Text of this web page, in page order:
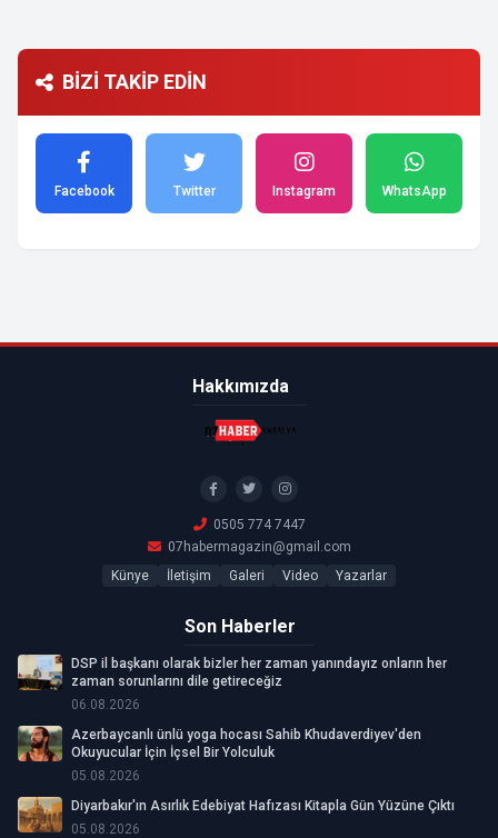
BİZİ TAKİP EDİN
Facebook Twitter Instagram WhatsApp
Hakkımızda
0505 774 7447
07habermagazin@gmail.com
Künye
İletişim Galeri Video Yazarlar
Son Haberler
DSP il başkanı olarak bizler her zaman yanındayız onların her
zaman sorunlarını dile getireceğiz
06.08.2026
Azerbaycanlı ünlü yoga hocası Sahib Khudaverdiyev'den
Okuyucular İçin İçsel Bir Yolculuk
05.08.2026
Diyarbakır'ın Asırlık Edebiyat Hafızası Kitapla Gün Yüzüne Çıktı
05.08.2026